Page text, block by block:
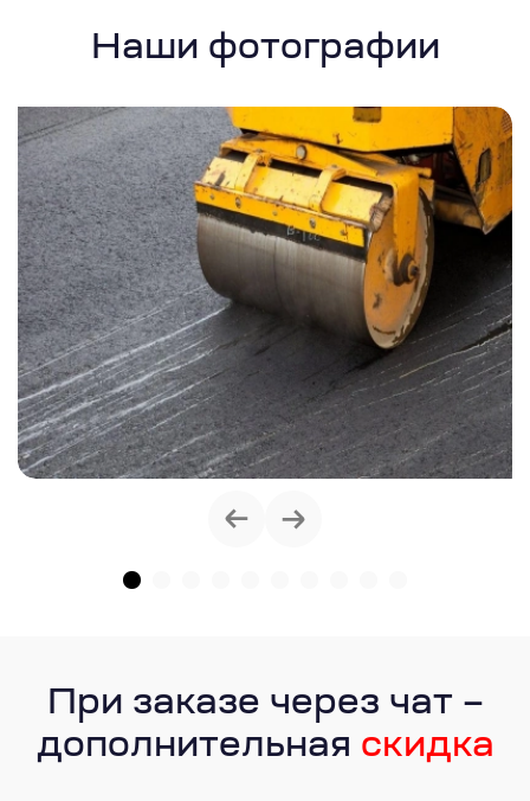
Наши фотографии
При заказе через чат –
дополнительная скидка